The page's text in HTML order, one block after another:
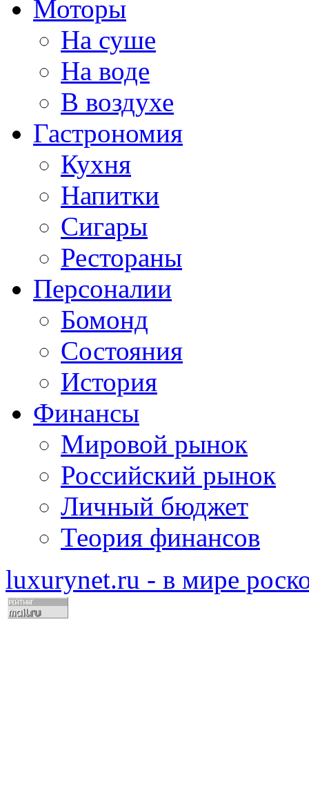
Моторы
На суше
На воде
В воздухе
Гастрономия
Кухня
Напитки
Сигары
Рестораны
Персоналии
Бомонд
Состояния
История
Финансы
Мировой рынок
Российский рынок
Личный бюджет
Теория финансов
luxurynet.ru - в мире